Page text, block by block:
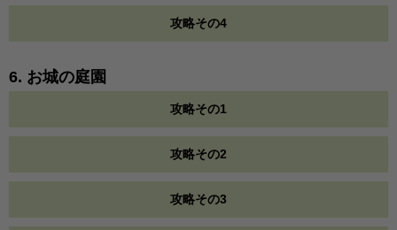
攻略その4
6. お城の庭園
攻略その1
攻略その2
攻略その3